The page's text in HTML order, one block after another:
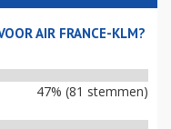
AIR FRANCE-KLM?
47% (81 stemmen)